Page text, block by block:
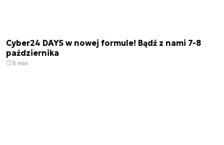
Cyber24 DAYS w nowej formule! Bądź z nami 7-8
października
3 min.